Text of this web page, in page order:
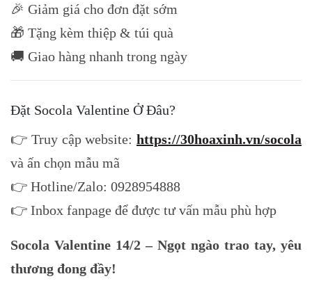
🎉 Giảm giá cho đơn đặt sớm
🎁 Tặng kèm thiệp & túi quà
🚚 Giao hàng nhanh trong ngày
Đặt Socola Valentine Ở Đâu?
👉 Truy cập website: https://30hoaxinh.vn/socola
và ấn chọn mẫu mã
👉 Hotline/Zalo: 0928954888
👉 Inbox fanpage để được tư vấn mẫu phù hợp
Socola Valentine 14/2 – Ngọt ngào trao tay, yêu
thương đong đầy!